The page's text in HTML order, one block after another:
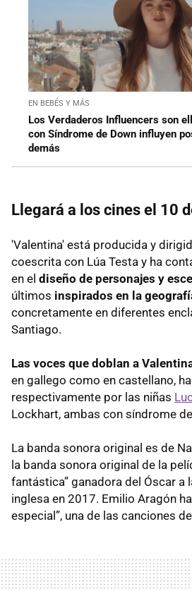
EN BEBÉS Y MÁS
Los Verdaderos Influencers son
con Síndrome de Down influyen
demás
Llegará a los cines el 10
'Valentina' está producida y
coescrita con Lúa Testa y ha
en el diseño de personajes y
últimos inspirados en la
concretamente en diferentes
Santiago.
Las voces que doblan a
en gallego como en castellano,
respectivamente por las niñas
Lockhart, ambas con síndrome
La banda sonora original es de
la banda sonora original de la
fantástica” ganadora del Óscar a
inglesa en 2017. Emilio Aragón
especial”, una de las canciones